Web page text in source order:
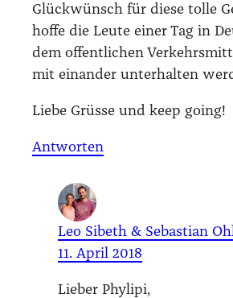
Glück­wünsch für die­se tol­le
hof­fe die Leu­te einer Tag in
dem offent­li­chen
mit ein­an­der unter­hal­ten
Lie­be Grüs­se und keep going!
Antworten
Leo Sibeth & Sebastian
11. April 2018
Lie­ber Phy­li­pi,